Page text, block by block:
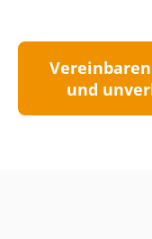
und